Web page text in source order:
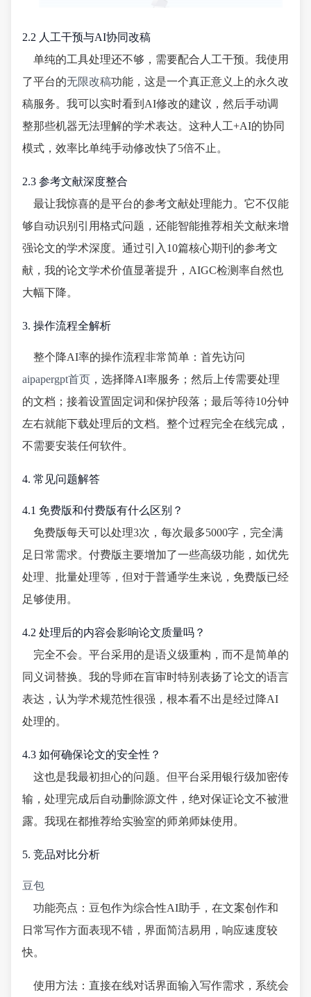
2.2 人工干预与AI协同改稿
单纯的工具处理还不够，需要配合人工干预。我使用
了平台的无限改稿功能，这是一个真正意义上的永久改
稿服务。我可以实时看到AI修改的建议，然后手动调
整那些机器无法理解的学术表达。这种人工+AI的协同
模式，效率比单纯手动修改快了5倍不止。
2.3 参考文献深度整合
最让我惊喜的是平台的参考文献处理能力。它不仅能
够自动识别引用格式问题，还能智能推荐相关文献来增
强论文的学术深度。通过引入10篇核心期刊的参考文
献，我的论文学术价值显著提升，AIGC检测率自然也
大幅下降。
3. 操作流程全解析
整个降AI率的操作流程非常简单：首先访问
aipapergpt首页 ，选择降AI率服务；然后上传需要处理
的文档；接着设置固定词和保护段落；最后等待10分钟
左右就能下载处理后的文档。整个过程完全在线完成，
不需要安装任何软件。
4. 常见问题解答
4.1 免费版和付费版有什么区别？
免费版每天可以处理3次，每次最多5000字，完全满
足日常需求。付费版主要增加了一些高级功能，如优先
处理、批量处理等，但对于普通学生来说，免费版已经
足够使用。
4.2 处理后的内容会影响论文质量吗？
完全不会。平台采用的是语义级重构，而不是简单的
同义词替换。我的导师在盲审时特别表扬了论文的语言
表达，认为学术规范性很强，根本看不出是经过降AI
处理的。
4.3 如何确保论文的安全性？
这也是我最初担心的问题。但平台采用银行级加密传
输，处理完成后自动删除源文件，绝对保证论文不被泄
露。我现在都推荐给实验室的师弟师妹使用。
5. 竞品对比分析
豆包
功能亮点：豆包作为综合性AI助手，在文案创作和
日常写作方面表现不错，界面简洁易用，响应速度较
快。
使用方法：直接在线对话界面输入写作需求，系统会